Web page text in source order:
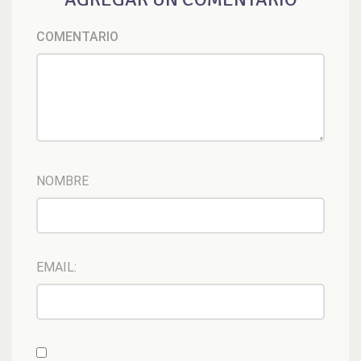
COMENTARIO
NOMBRE
EMAIL: